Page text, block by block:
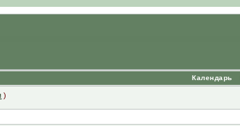
Календарь
)